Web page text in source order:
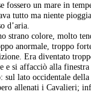
fossero un mare in
tutto ma niente
d’aria.
strano colore, molto
anormale, troppo
Era diventato
si affacciò alla
lato occidentale
allenati i Cavalieri;